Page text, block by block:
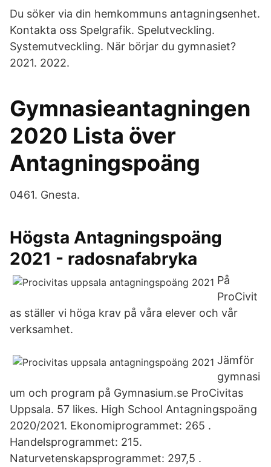
Du söker via din hemkommuns antagningsenhet.
Kontakta oss Spelgrafik. Spelutveckling.
Systemutveckling. När börjar du gymnasiet?
2021. 2022.
Gymnasieantagningen
2020 Lista över
Antagningspoäng
0461. Gnesta.
Högsta Antagningspoäng
2021 - radosnafabryka
På
ProCivit
as ställer vi höga krav på våra elever och vår
verksamhet.
Jämför
gymnasi
um och program på Gymnasium.se ProCivitas
Uppsala. 57 likes. High School Antagningspoäng
2020/2021. Ekonomiprogrammet: 265 .
Handelsprogrammet: 215.
Naturvetenskapsprogrammet: 297,5 .